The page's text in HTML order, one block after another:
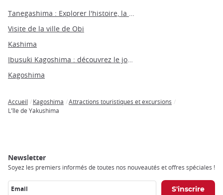
Visite de la ville de Obi
Kashima
Kagoshima
Breadcrumb
Accueil Kagoshima
Attractions touristiques et excursions
L'île de Yakushima
Newsletter
Soyez les premiers informés de toutes nos nouveautés et offres spéciales !
Email